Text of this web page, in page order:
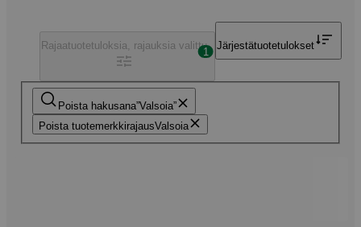
Poista hakusana Valsoia
Poista tuotemerkkirajausValsoia
Rajaatuotetuloksia, rajauksia valittu
1
Järjestätuotetulokset